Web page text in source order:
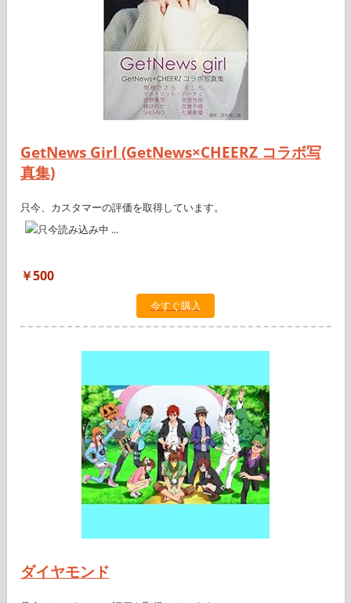
GetNews Girl (GetNews×CHEERZ コラボ写
真集)
只今、カスタマーの評価を取得しています。
￥500
今すぐ購入
ダイヤモンド